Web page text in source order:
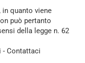
quanto viene
può pertanto
della legge n. 62
- Contattaci